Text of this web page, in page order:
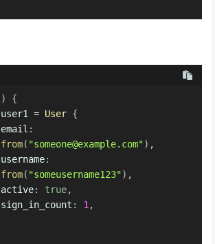
)
{
user1 = User {
        email
:
from( "someone@example.com") ,
        username
:
from( "someusername123") ,
        active
: true,
        sign_in_count
: 1 ,